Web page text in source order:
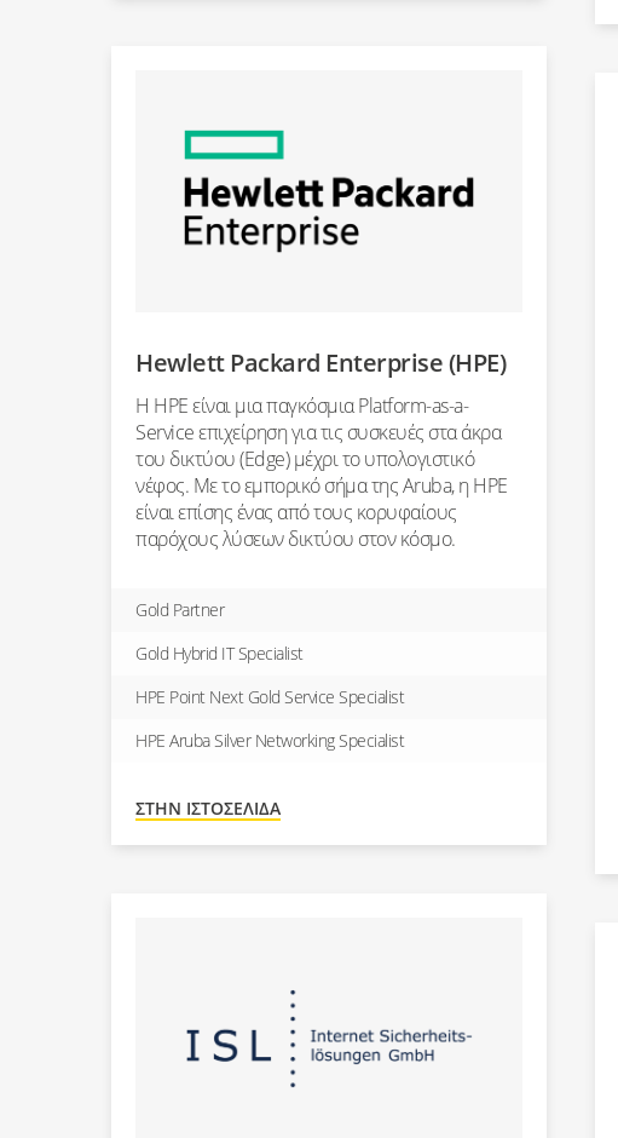
Hewlett Packard Enterprise (HPE)
Η HPE είναι μια παγκόσμια Platform-as-a-
Service επιχείρηση για τις συσκευές στα άκρα
του δικτύου (Edge) μέχρι το υπολογιστικό
νέφος. Με το εμπορικό σήμα της Aruba, η HPE
είναι επίσης ένας από τους κορυφαίους
παρόχους λύσεων δικτύου στον κόσμο.
Gold Partner
Gold Hybrid IT Specialist
HPE Point Next Gold Service Specialist
HPE Aruba Silver Networking Specialist
ΣΤΗΝ ΙΣΤΟΣΕΛΊΔΑ